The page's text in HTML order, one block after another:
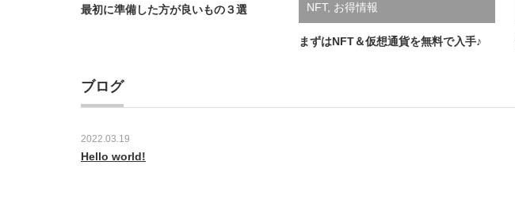
最初に準備した方が良いもの３選 NFT, お得情報
まずはNFT＆仮想通貨を無料で入手♪
ブログ
2022.03.19
Hello world!